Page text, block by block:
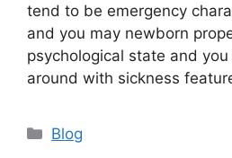
tend to be emergency
and you may newborn
psychological state and
around with sickness
Blog